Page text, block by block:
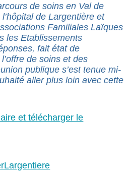
de soins en Val de
de Largentière et
Familiales Laïques
les Etablissements
fait état de
de soins et des
publique s’est tenue mi-
aller plus loin avec cette
et télécharger le